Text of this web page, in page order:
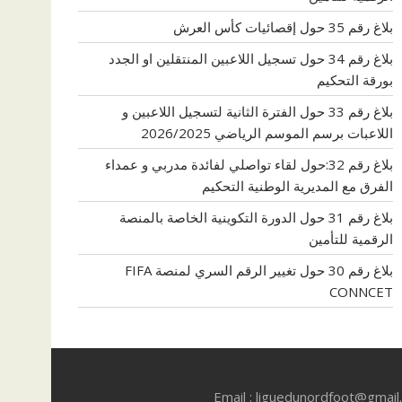
بلاغ رقم 35 حول إقصائيات كأس العرش
بلاغ رقم 34 حول تسجيل اللاعبين المنتقلين او الجدد
بورقة التحكيم
بلاغ رقم 33 حول الفترة الثانية لتسجيل اللاعبين و
اللاعبات برسم الموسم الرياضي 2026/2025
بلاغ رقم 32:حول لقاء تواصلي لفائدة مدربي و عمداء
الفرق مع المديرية الوطنية التحكيم
بلاغ رقم 31 حول الدورة التكوينية الخاصة بالمنصة
الرقمية للتأمين
بلاغ رقم 30 حول تغيير الرقم السري لمنصة FIFA
CONNCET
Email :